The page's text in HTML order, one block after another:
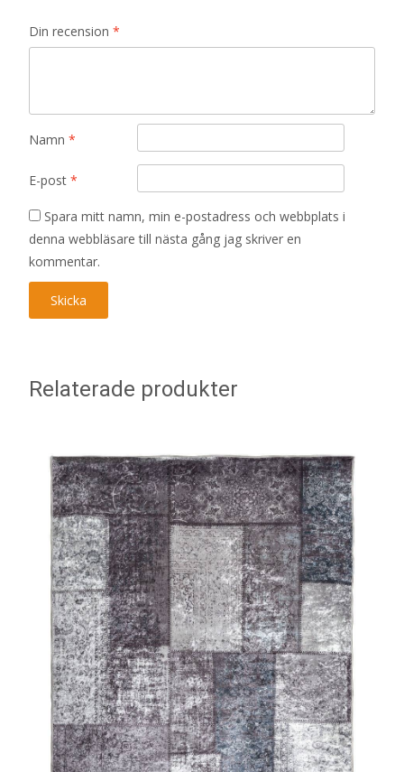
Din recension *
Namn *
E-post *
Spara mitt namn, min e-postadress och webbplats i
denna webbläsare till nästa gång jag skriver en
kommentar.
Relaterade produkter